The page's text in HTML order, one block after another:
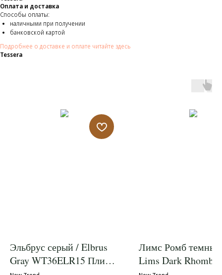
Оплата и доставка
Способы оплаты:
наличными при получении
банковской картой
Подробнее о доставке и оплате читайте здесь
Tessera
Эльбрус серый / Elbrus
Gray WT36ELR15 Плитка
Лимс Ромб
Lims Dark Rhomb